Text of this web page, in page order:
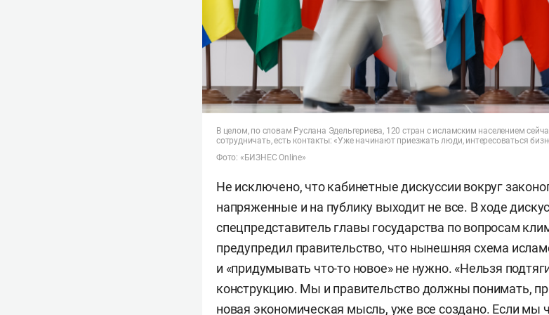
В целом, по словам Руслана Эдельгериева, 120 стран с исламским населением
сотрудничать, есть контакты: «Уже начинают приезжать люди, интересоваться
Фото: «БИЗНЕС Online»
Не исключено, что кабинетные дискуссии вокруг
напряженные и на публику выходит не все. В ходе
спецпредставитель главы государства по вопросам
предупредил правительство, что нынешняя схема
и «придумывать что-то новое» не нужно. «Нельзя
конструкцию. Мы и правительство должны понимать,
новая экономическая мысль, уже все создано. Если мы